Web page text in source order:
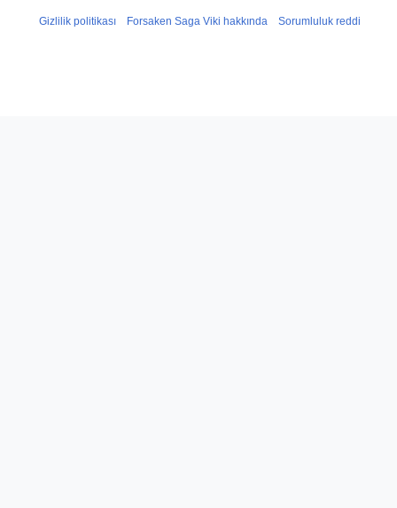
Gizlilik politikası Forsaken Saga Viki hakkında Sorumluluk reddi